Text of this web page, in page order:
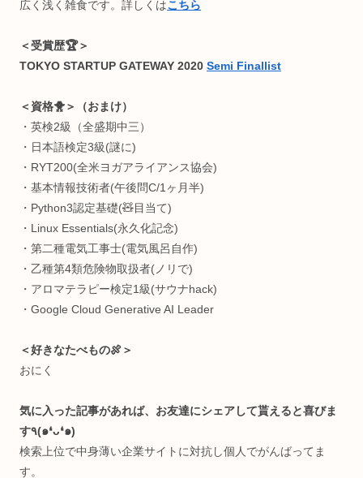
脳科学/神経生理心理学/生体医工学/ゲーミフィケーション/
タラクティブアート/知育教育/医療/ヘルスケア etc..
夢は心身を最高の状態に昇華させるインタラクティブアー
構築。
＜Computer Skills💻＞
・インタラクティブCG制作
・Webアプリ制作
・マイコン電子工作
・3Dプリンタ（CAD）
・3DCGモデリング
・機械学習モデル構築
＜受賞歴🏆＞
＜資格🐥＞（おまけ）
・英検2級（全盛期中三）